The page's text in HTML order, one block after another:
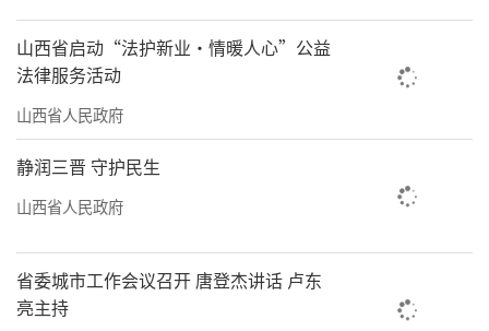
山西省启动“法护新业·情暖人心”公益
法律服务活动
山西省人民政府
静润三晋 守护民生
山西省人民政府
省委城市工作会议召开 唐登杰讲话 卢东
亮主持